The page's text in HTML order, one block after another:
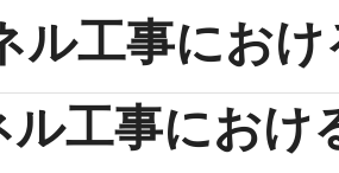
ル工事にお
ル工事にお